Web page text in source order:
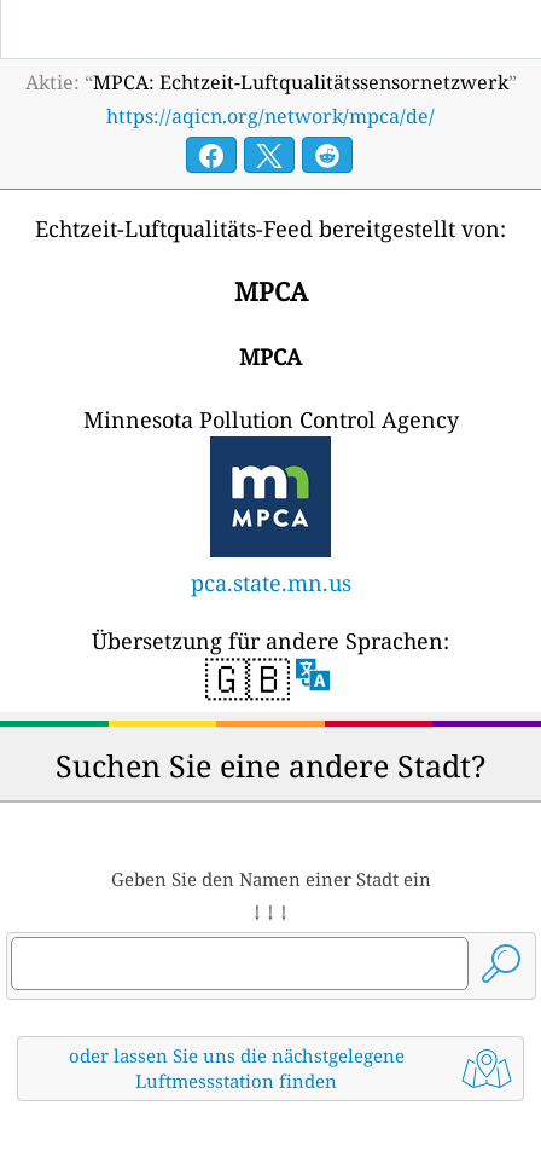
Aktie: “MPCA: Echtzeit-Luftqualitätssensornetzwerk”
https://aqicn.org/network/mpca/de/
Echtzeit-Luftqualitäts-Feed bereitgestellt von:
MPCA
MPCA
Minnesota Pollution Control Agency
pca.state.mn.us
Übersetzung für andere Sprachen:
🇬🇧
Suchen Sie eine andere Stadt?
Geben Sie den Namen einer Stadt ein
↓ ↓ ↓
oder lassen Sie uns die nächstgelegene
Luftmessstation finden